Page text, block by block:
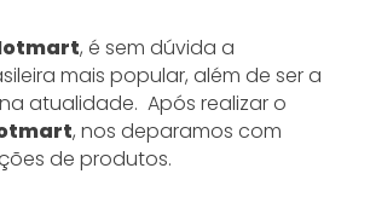
, é sem dúvida a
mais popular, além de ser a
atualidade. Após realizar o
, nos deparamos com
de produtos.